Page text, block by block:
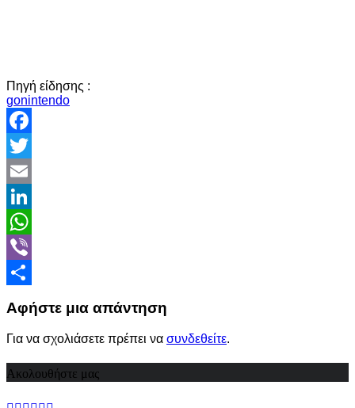
Πηγή είδησης :
gonintendo
Facebook
Twitter
Email
LinkedIn
WhatsApp
Viber
Αφήστε μια απάντηση
Για να σχολιάσετε πρέπει να συνδεθείτε.
Ακολουθήστε μας